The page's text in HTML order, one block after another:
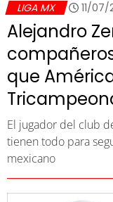
LIGA MX 11/07/
Alejandro
que
El jugador del club
tienen todo para
mexicano